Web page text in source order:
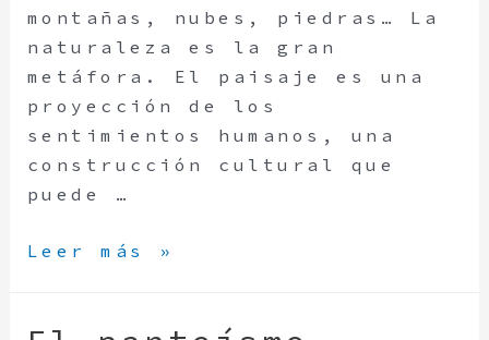
montañas, nubes, piedras… La
naturaleza es la gran
metáfora. El paisaje es una
proyección de los
sentimientos humanos, una
construcción cultural que
puede …
Leer más »